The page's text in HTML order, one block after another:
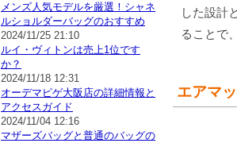
した設計
ることで
エアマ
メンズ人気モデルを厳選！シャネ
ルショルダーバッグのおすすめ
2024/11/25 21:10
ルイ・ヴィトンは売上1位です
か？
2024/11/18 12:31
オーデマピゲ大阪店の詳細情報と
アクセスガイド
2024/11/04 12:16
マザーズバッグと普通のバッグの